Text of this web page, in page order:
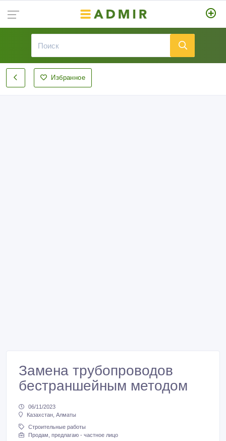
Избранное
Замена трубопроводов
бестраншейным методом
06/11/2023
Казахстан, Алматы
Строительные работы
Продам, предлагаю - частное лицо